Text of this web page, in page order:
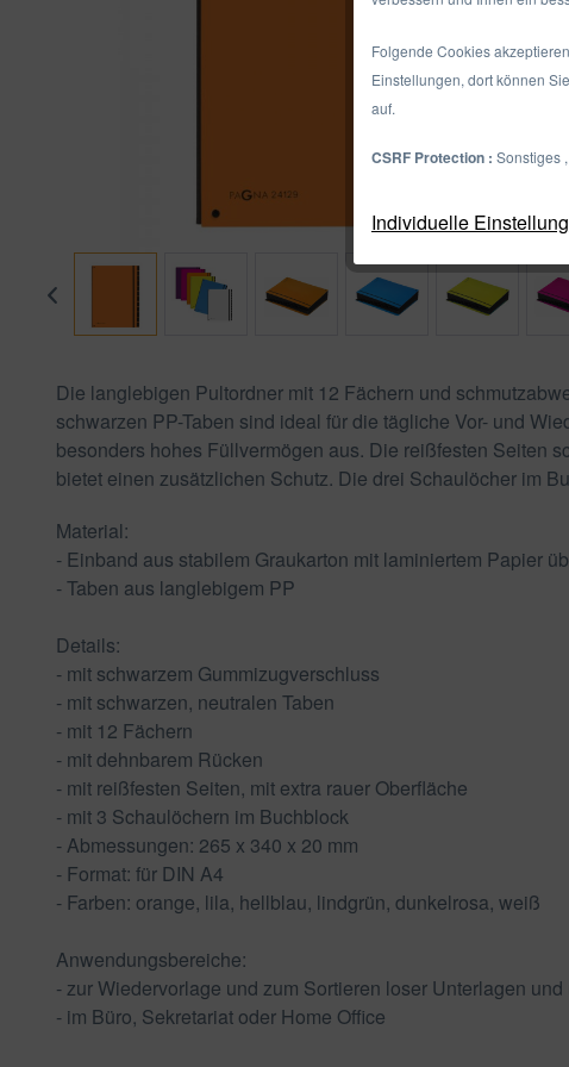
Die langlebigen Pultordner mit 12 Fächern und
schwarzen PP-Taben sind ideal für die tägliche Vor- und
besonders hohes Füllvermögen aus. Die reißfesten Seiten
bietet einen zusätzlichen Schutz. Die drei Schaulöcher im
Material:
- Einband aus stabilem Graukarton mit laminiertem Papier
- Taben aus langlebigem PP
Details:
- mit schwarzem Gummizugverschluss
- mit schwarzen, neutralen Taben
- mit 12 Fächern
- mit dehnbarem Rücken
- mit reißfesten Seiten, mit extra rauer Oberfläche
- mit 3 Schaulöchern im Buchblock
- Abmessungen: 265 x 340 x 20 mm
- Format: für DIN A4
- Farben: orange, lila, hellblau, lindgrün, dunkelrosa, weiß
Anwendungsbereiche:
- zur Wiedervorlage und zum Sortieren loser Unterlagen
- im Büro, Sekretariat oder Home Office
Folgende Cookies
Einstellungen, dort können
auf.
CSRF Protection : Sonstiges ,
Individuelle